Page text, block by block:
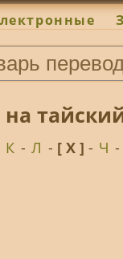
К - Л - [ Х ] - Ч -